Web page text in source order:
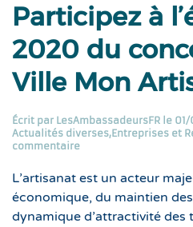
Participez à
2020 du
Ville Mon
Écrit par LesAmbassadeursFR le 01/
Actualités diverses,Entreprises et
commentaire
L’artisanat est un acteur
économique, du maintien
dynamique d’attractivité des